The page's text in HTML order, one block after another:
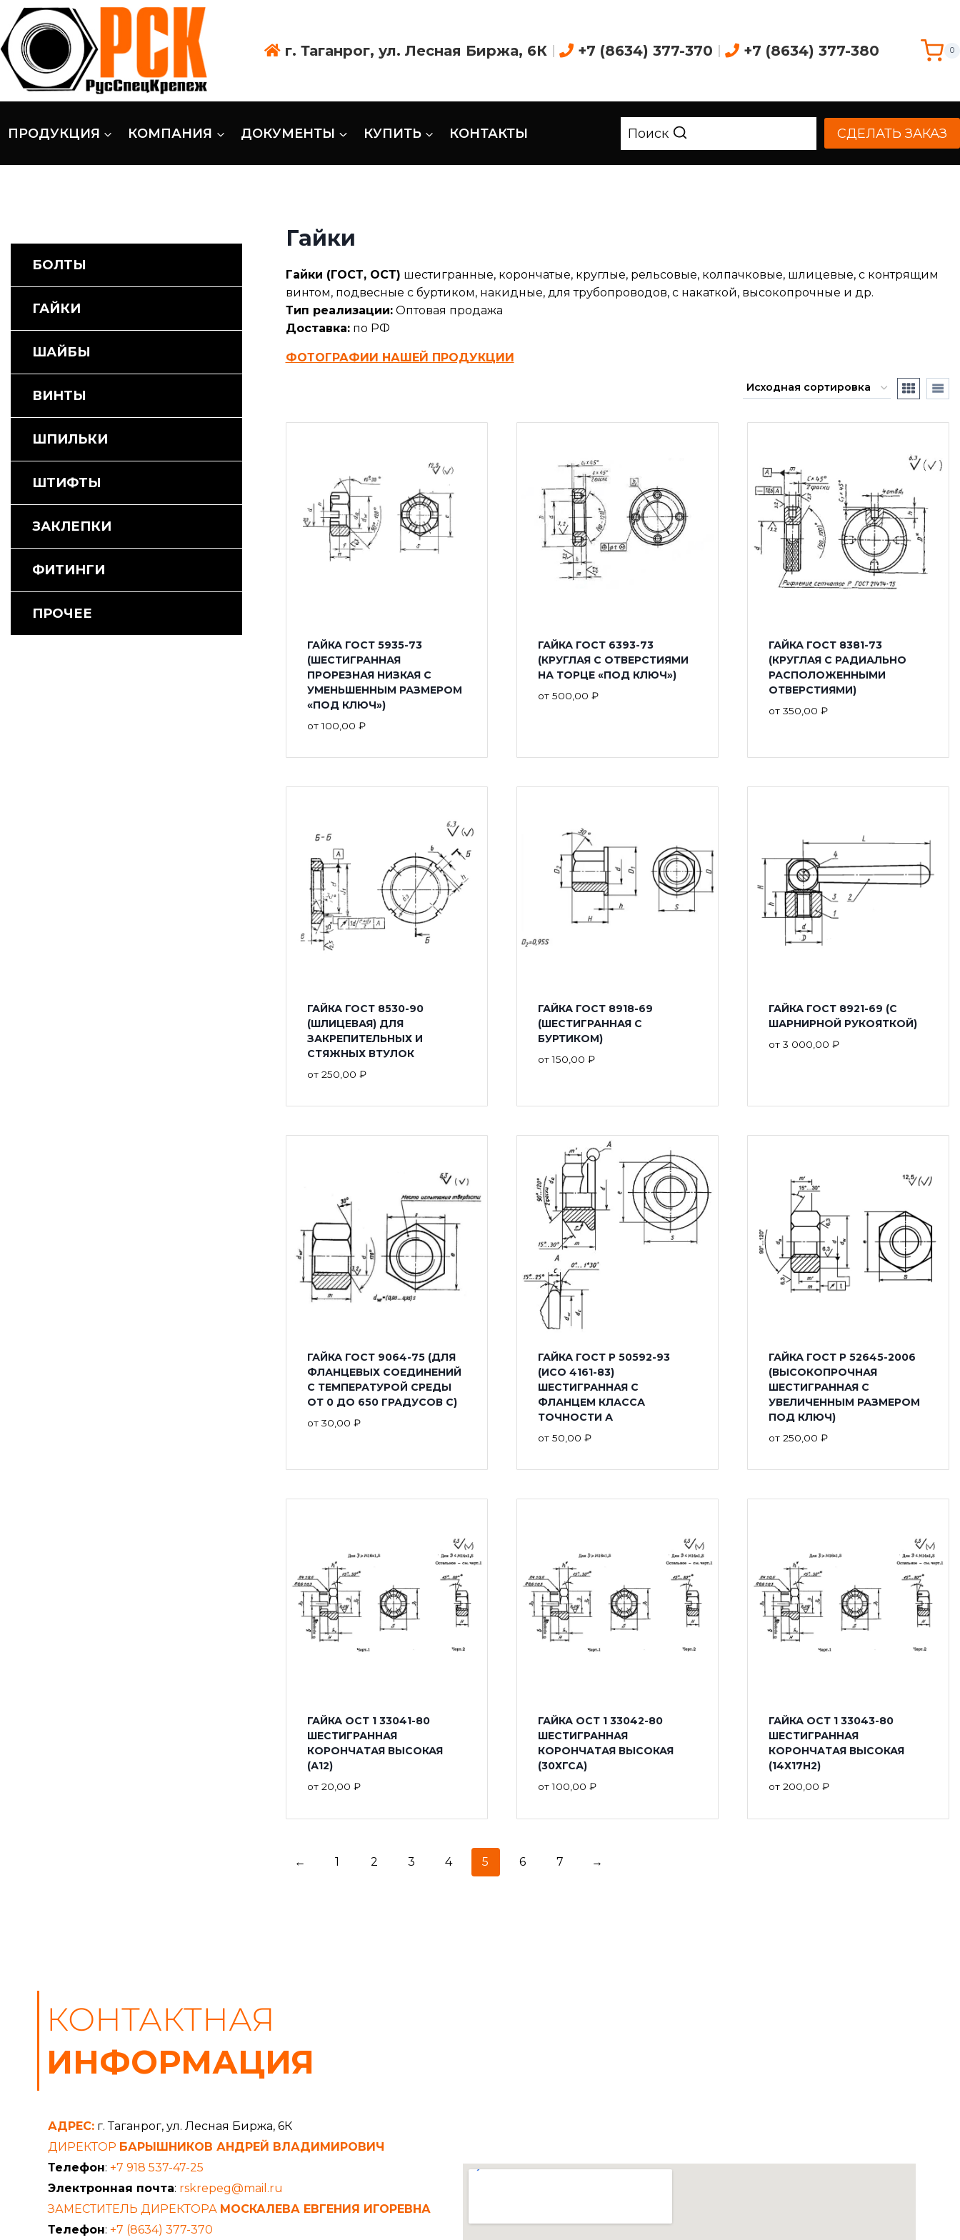
г. Таганрог, ул. Лесная Биржа, 6К | +7 (8634) 377-370 | +7 (8634) 377-380 0
ПРОДУКЦИЯ КОМПАНИЯ ДОКУМЕНТЫ КУПИТЬ КОНТАКТЫ Поиск СДЕЛАТЬ ЗАКАЗ
Гайки
Гайки (ГОСТ, ОСТ) шестигранные, корончатые, круглые, рельсовые, колпачковые, шлицевые, с контрящим
винтом, подвесные с буртиком, накидные, для трубопроводов, с накаткой, высокопрочные и др.
Тип реализации:Оптовая продажа
Доставка:по РФ
ФОТОГРАФИИ НАШЕЙ ПРОДУКЦИИ
ГАЙКА ГОСТ 5935-73
(ШЕСТИГРАННАЯ
ПРОРЕЗНАЯ НИЗКАЯ С
УМЕНЬШЕННЫМ РАЗМЕРОМ
«ПОД КЛЮЧ»)
от100,00 ₽
ГАЙКА ГОСТ 6393-73
(КРУГЛАЯ С ОТВЕРСТИЯМИ
НА ТОРЦЕ «ПОД КЛЮЧ»)
от 500,00 ₽
ГАЙКА ГОСТ 8381-73
(КРУГЛАЯ С РАДИАЛЬНО
РАСПОЛОЖЕННЫМИ
ОТВЕРСТИЯМИ)
от 350,00 ₽
ГАЙКА ГОСТ 8530-90
(ШЛИЦЕВАЯ) ДЛЯ
ЗАКРЕПИТЕЛЬНЫХ И
СТЯЖНЫХ ВТУЛОК
от 250,00 ₽
ГАЙКА ГОСТ 8918-69
(ШЕСТИГРАННАЯ С
БУРТИКОМ)
от150,00 ₽
ГАЙКА ГОСТ 8921-69 (С
ШАРНИРНОЙ РУКОЯТКОЙ)
от 3 000,00 ₽
ГАЙКА ГОСТ 9064-75 (ДЛЯ
ФЛАНЦЕВЫХ СОЕДИНЕНИЙ
С ТЕМПЕРАТУРОЙ СРЕДЫ
ОТ 0 ДО 650 ГРАДУСОВ С)
от 30,00 ₽
ГАЙКА ГОСТ Р 50592-93
(ИСО 4161-83)
ШЕСТИГРАННАЯ С
ФЛАНЦЕМ КЛАССА
ТОЧНОСТИ А
от 50,00 ₽
ГАЙКА ГОСТ Р 52645-2006
(ВЫСОКОПРОЧНАЯ
ШЕСТИГРАННАЯ С
УВЕЛИЧЕННЫМ РАЗМЕРОМ
ПОД КЛЮЧ)
от 250,00 ₽
ГАЙКА ОСТ 1 33041-80
ШЕСТИГРАННАЯ
КОРОНЧАТАЯ ВЫСОКАЯ
(А12)
от 20,00 ₽
ГАЙКА ОСТ 1 33042-80
ШЕСТИГРАННАЯ
КОРОНЧАТАЯ ВЫСОКАЯ
(30ХГСА)
от100,00 ₽
ГАЙКА ОСТ 1 33043-80
ШЕСТИГРАННАЯ
КОРОНЧАТАЯ ВЫСОКАЯ
(14Х17Н2)
от 200,00 ₽
← 1 2 3 4 5 6 7 →
БОЛТЫ
ГАЙКИ
ШАЙБЫ
ВИНТЫ
ШПИЛЬКИ
ШТИФТЫ
ЗАКЛЕПКИ
ФИТИНГИ
ПРОЧЕЕ
КОНТАКТНАЯ
ИНФОРМАЦИЯ
АДРЕС: г. Таганрог, ул. Лесная Биржа, 6К
ДИРЕКТОР БАРЫШНИКОВ АНДРЕЙ ВЛАДИМИРОВИЧ
Телефон: +7 918 537-47-25
Электронная почта: rskrepeg@mail.ru
ЗАМЕСТИТЕЛЬ ДИРЕКТОРА МОСКАЛЕВА ЕВГЕНИЯ ИГОРЕВНА
Телефон: +7 (8634) 377-370